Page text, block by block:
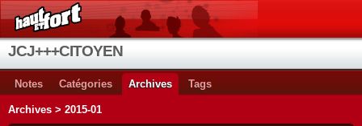
JCJ+++CITOYEN
Notes Catégories Archives Tags
Archives > 2015-01